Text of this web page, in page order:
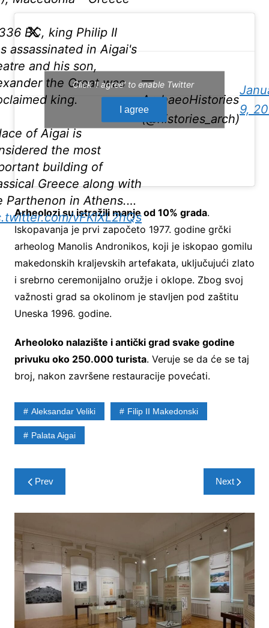
BC, king Philip II
assassinated in Aigai's
and his son,
the Great was
king.
of Aigai is
the most
building of
Greece along with
Parthenon in Athens.…
vFKlXL2hQs
—
ArchaeoHistories
(@histories_arch)
9,
Click 'I agree' to enable Twitter
I agree
Arheolozi su istražili manje od 10% grada.
Iskopavanja je prvi započeto 1977. godine grčki
arheolog Manolis Andronikos, koji je iskopao gomilu
makedonskih kraljevskih artefakata, uključujući zlato
i srebrno ceremonijalno oružje i oklope. Zbog svoj
važnosti grad sa okolinom je stavljen pod zaštitu
Uneska 1996. godine.
Arheoloko nalazište i antički grad svake godine
privuku oko 250.000 turista. Veruje se da će se taj
broj, nakon završene restauracije povećati.
Aleksandar Veliki Filip II Makedonski
Palata Aigai
Post
navigation
Prev Next